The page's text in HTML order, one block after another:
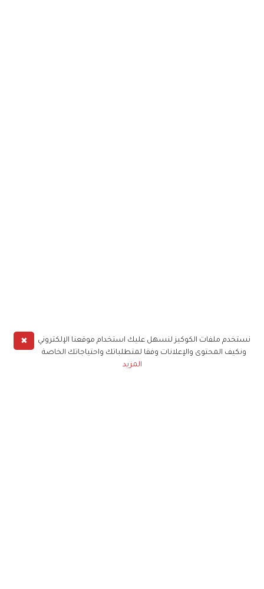
✖
نستخدم ملفات الكوكيز لنسهل عليك استخدام موقعنا الإلكتروني
ونكيف المحتوى والإعلانات وفقا لمتطلباتك واحتياجاتك الخاصة
المزيد